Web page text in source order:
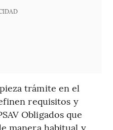
trámite en el
requisitos y
Obligados que
manera habitual y